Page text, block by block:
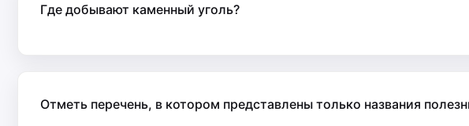
Где добывают каменный уголь?
Отметь перечень, в котором представлены только названия